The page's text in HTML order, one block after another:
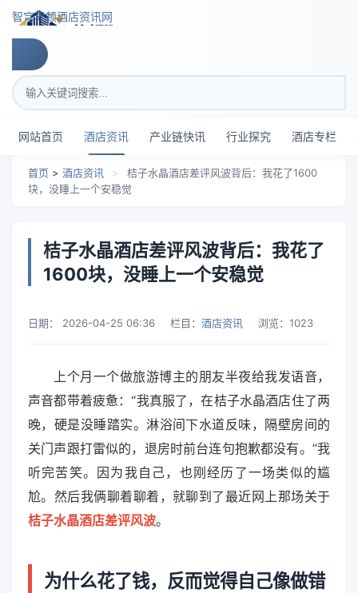
跳转到主要内容
智穹界顿酒店资讯网
搜索关键词
网站首页 酒店资讯 产业链快讯 行业探究 酒店专栏
首页 > 酒店资讯 >
桔子水晶酒店差评风波背后：我花了1600
块，没睡上一个安稳觉
桔子水晶酒店差评风波背后：我花了
1600块，没睡上一个安稳觉
日期： 2026-04-25 06:36 栏目： 酒店资讯 浏览： 1023
上个月一个做旅游博主的朋友半夜给我发语音，
声音都带着疲惫：“我真服了，在桔子水晶酒店住了两
晚，硬是没睡踏实。淋浴间下水道反味，隔壁房间的
关门声跟打雷似的，退房时前台连句抱歉都没有。”我
听完苦笑。因为我自己，也刚经历了一场类似的尴
尬。然后我俩聊着聊着，就聊到了最近网上那场关于
桔子水晶酒店差评风波。
为什么花了钱，反而觉得自己像做错